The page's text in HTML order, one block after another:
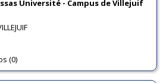
Université - Campus de Villejuif
(0)